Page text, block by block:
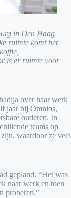
in Den Haag
ruimte komt het
is er ruimte voor
over haar werk
jaar bij Omnios,
ouderen. In
teams op
waardoor ze veel
gepland. “Het was
naar werk en toen
proberen.”